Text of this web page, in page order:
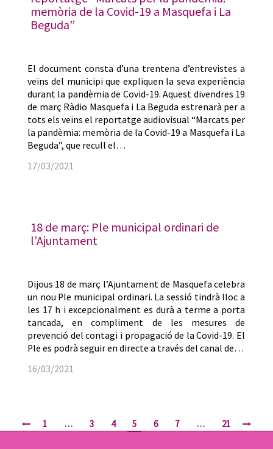
memòria de la Covid-19 a Masquefa i La
Beguda”
El document consta d’una trentena d’entrevistes a
veïns del municipi que expliquen la seva experiència
durant la pandèmia de Covid-19. Aquest divendres 19
de març Ràdio Masquefa i La Beguda estrenarà per a
tots els veïns el reportatge audiovisual “Marcats per
la pandèmia: memòria de la Covid-19 a Masquefa i La
Beguda”, que recull el…
17/03/2021
18 de març: Ple municipal ordinari de
l’Ajuntament
Dijous 18 de març l’Ajuntament de Masquefa celebra
un nou Ple municipal ordinari. La sessió tindrà lloc a
les 17 h i excepcionalment es durà a terme a porta
tancada, en compliment de les mesures de
prevenció del contagi i propagació de la Covid-19. El
Ple es podrà seguir en directe a través del canal de…
16/03/2021
1 … 3 4 5 6 7 … 21